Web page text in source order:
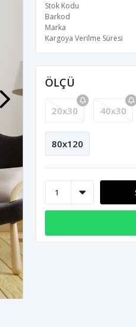
Stok Kodu
Barkod
Marka
Kargoya Verilme Süresi
ÖLÇÜ
20x30 40x30
80x120